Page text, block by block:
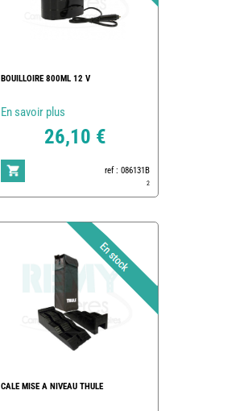
BOUILLOIRE 800ML 12 V
En savoir plus
26,10 €
ref : 086131B
2
CALE MISE A NIVEAU THULE